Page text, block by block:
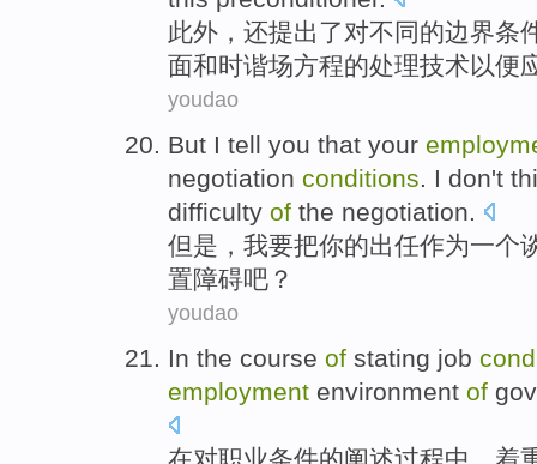
此外 ， 还提出了对不同的边界条
面和时谐场方程的处理技术以便
youdao
But I tell you that your
negotiation conditions. I don't
difficulty of the negotiation.
但是 ， 我要把你的出任作为一个
置障碍吧？
youdao
In the course of stating job
employment environment of